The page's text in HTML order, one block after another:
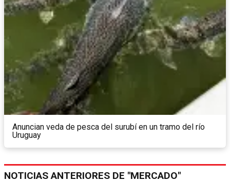
Anuncian veda de pesca del surubí en un tramo del río
Uruguay
NOTICIAS ANTERIORES DE "MERCADO"